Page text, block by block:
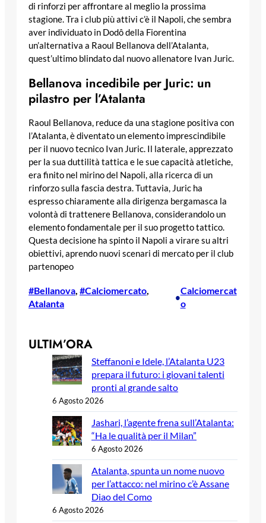
di rinforzi per affrontare al meglio la prossima
stagione. Tra i club più attivi c’è il Napoli, che sembra
aver individuato in Dodô della Fiorentina
un’alternativa a Raoul Bellanova dell’Atalanta,
quest’ultimo blindato dal nuovo allenatore Ivan Juric.
Bellanova incedibile per Juric: un
pilastro per l’Atalanta
Raoul Bellanova, reduce da una stagione positiva con
l’Atalanta, è diventato un elemento imprescindibile
per il nuovo tecnico Ivan Juric. Il laterale, apprezzato
per la sua duttilità tattica e le sue capacità atletiche,
era finito nel mirino del Napoli, alla ricerca di un
rinforzo sulla fascia destra. Tuttavia, Juric ha
espresso chiaramente alla dirigenza bergamasca la
volontà di trattenere Bellanova, considerandolo un
elemento fondamentale per il suo progetto tattico.
Questa decisione ha spinto il Napoli a virare su altri
obiettivi, aprendo nuovi scenari di mercato per il club
partenopeo
#Bellanova, #Calciomercato
Atalanta
•
Calciomercat
o
ULTIM’ORA
Steffanoni e Idele, l’Atalanta U23
prepara il futuro: i giovani talenti
pronti al grande salto
6 Agosto 2026
Jashari, l’agente frena sull’Atalanta:
“Ha le qualità per il Milan”
6 Agosto 2026
Atalanta, spunta un nome nuovo
per l’attacco: nel mirino c’è Assane
Diao del Como
6 Agosto 2026